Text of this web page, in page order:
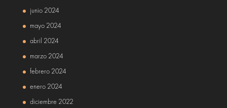
junio 2024
mayo 2024
abril 2024
marzo 2024
febrero 2024
enero 2024
diciembre 2022